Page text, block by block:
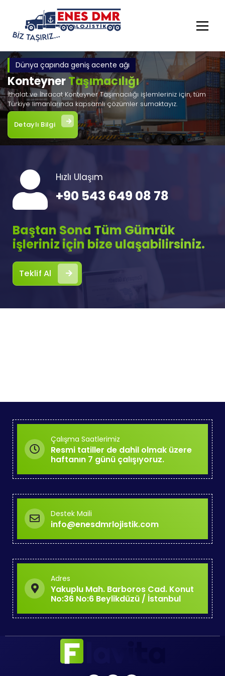
Dünya çapında geniş acente ağı
KonteynerTaşımacılığı
İthalat ve İhracat Konteyner Taşımacılığı işlemleriniz için, tüm
Türkiye limanlarında kapsamlı çözümler sumaktayız.
Detaylı Bilgi
Hızlı Ulaşım
+90 543 649 08 78
Baştan Sona Tüm Gümrük
işleriniz için bize ulaşabilirsiniz.
Teklif Al
Çalışma Saatlerimiz
Resmi tatiller de dahil olmak üzere
haftanın 7 günü çalışıyoruz.
Destek Maili
info@enesdmrlojistik.com
Adres
Yakuplu Mah. Barboros Cad. Konut
No:36 No:6 Beylikdüzü / İstanbul